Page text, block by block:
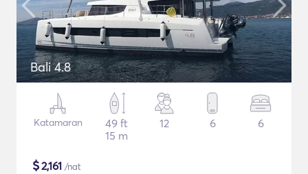
Bali 4.8
Katamaran
49 ft
15 m
12 6 6
$2,161 /nat